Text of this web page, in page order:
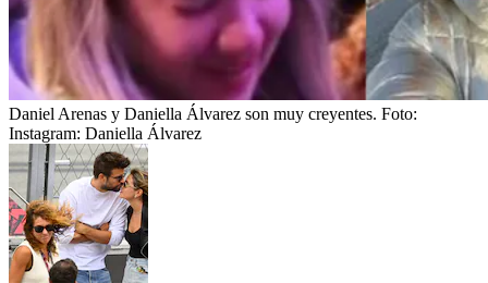
Daniel Arenas y Daniella Álvarez son muy creyentes. Foto:
Instagram: Daniella Álvarez